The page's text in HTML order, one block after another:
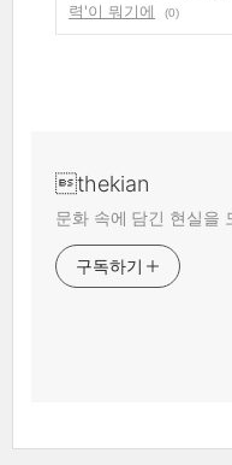
력'이 뭐기에
(0)
thekian
문화 속에 담긴 현실을
구독하기